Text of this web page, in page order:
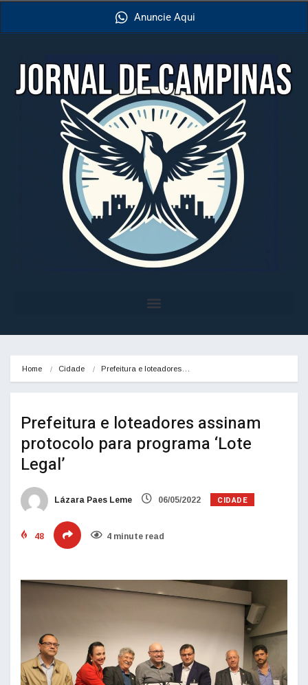
Anuncie Aqui
Home Cidade Prefeitura e loteadores…
Prefeitura e loteadores assinam
protocolo para programa ‘Lote
Legal’
Lázara Paes Leme 06/05/2022 CIDADE
48 4 minute read